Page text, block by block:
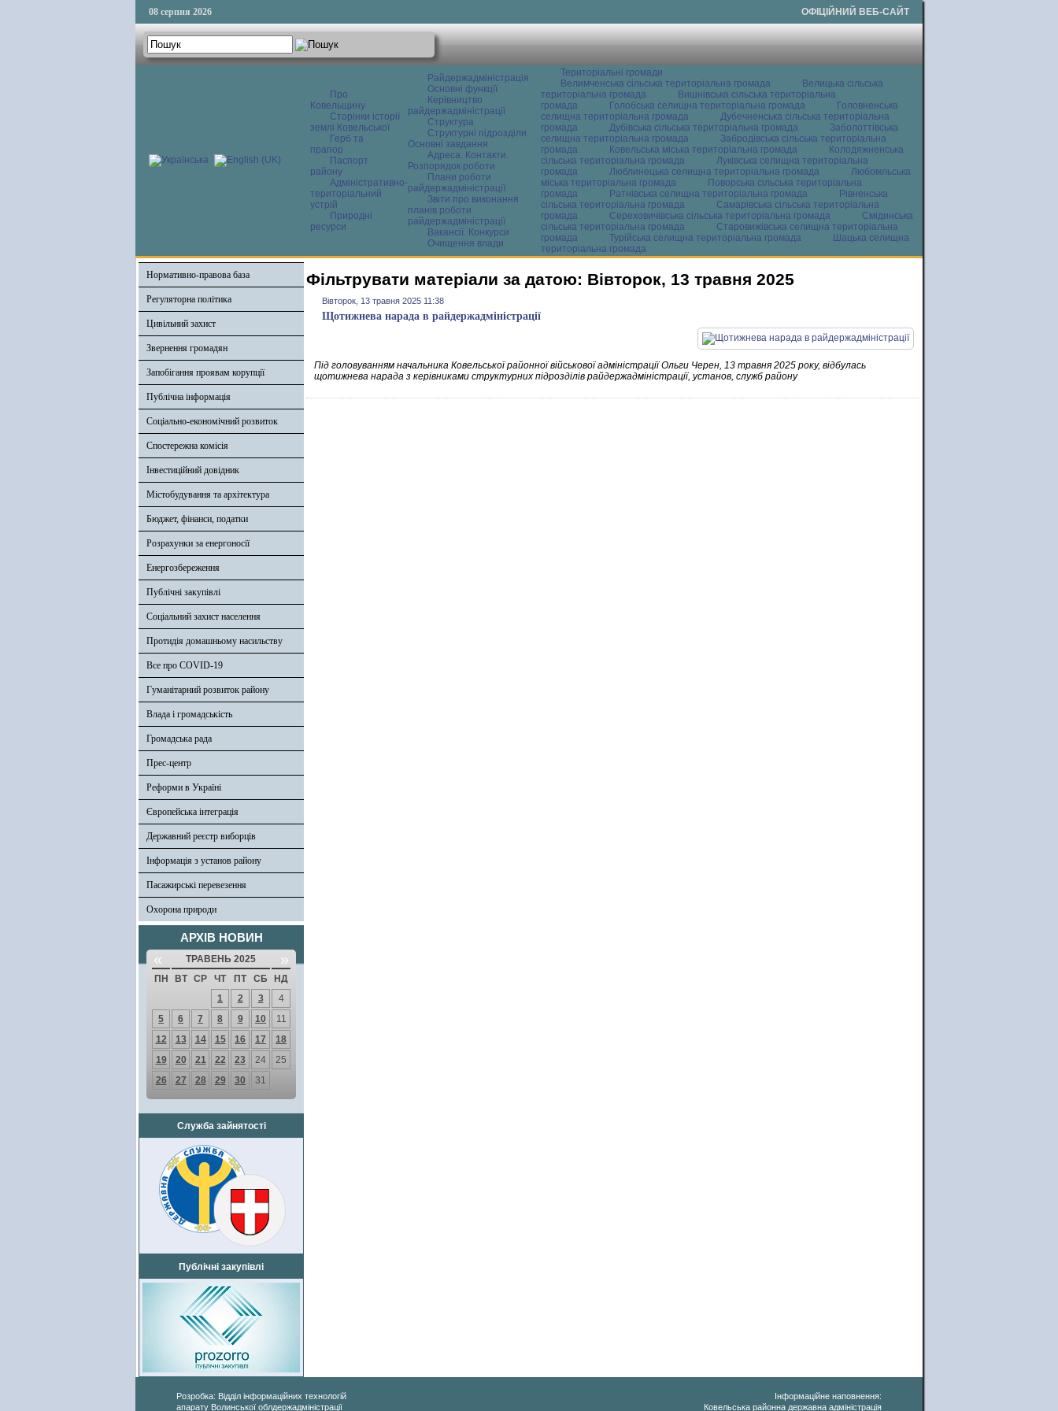
08 серпня 2026 ОФІЦІЙНИЙ ВЕБ-САЙТ
Про
Ковельщину
Сторінки історії
землі Ковельської
Герб та
прапор
Паспорт
району
Адміністративно-
територіальний
устрій
Природні
ресурси
Райдержадміністрація
Основні функції
Керівництво
райдержадміністрації
Структура
Структурні підрозділи.
Основні завдання
Адреса. Контакти.
Розпорядок роботи
Плани роботи
райдержадміністрації
Звіти про виконання
планів роботи
райдержадміністрації
Вакансії. Конкурси
Очищення влади
Територіальні громади
Велимченська сільська територіальна громада
Велицька сільська
територіальна громада
Вишнівська сільська територіальна
громада
Голобська селищна територіальна громада
Головненська
селищна територіальна громада
Дубечненська сільська територіальна
громада
Дубівська сільська територіальна громада
Заболоттівська
селищна територіальна громада
Забродівська сільська територіальна
громада
Ковельська міська територіальна громада
Колодяжненська
сільська територіальна громада
Луківська селищна територіальна
громада
Люблинецька селищна територіальна громада
Любомльська
міська територіальна громада
Поворська сільська територіальна
громада
Ратнівська селищна територіальна громада
Рівненська
сільська територіальна громада
Самарівська сільська територіальна
громада
Сереховичівська сільська територіальна громада
Смідинська
сільська територіальна громада
Старовижівська селищна територіальна
громада
Турійська селищна територіальна громада
Шацька селищна
територіальна громада
Нормативно-правова база
Регуляторна політика
Цивільний захист
Звернення громадян
Запобігання проявам корупції
Публічна інформація
Соціально-економічний розвиток
Спостережна комісія
Інвестиційний довідник
Містобудування та архітектура
Бюджет, фінанси, податки
Розрахунки за енергоносії
Енергозбереження
Публічні закупівлі
Соціальний захист населення
Протидія домашньому насильству
Все про COVID-19
Гуманітарний розвиток району
Влада і громадськість
Громадська рада
Прес-центр
Реформи в Україні
Європейська інтеграція
Державний реєстр виборців
Інформація з установ району
Пасажирські перевезення
Охорона природи
АРХІВ НОВИН
« ТРАВЕНЬ 2025 »
ПН ВТ СР ЧТ ПТ СБ
НД
1
2 3
4
5
6 7 8 9 10
11
12
13 14 15 16 17
18
19
20 21 22 23 24
25
26
27 28 29 30 31
Служба зайнятості
Публічні закупівлі
Фільтрувати матеріали за датою: Вівторок, 13 травня 2025
Вівторок, 13 травня 2025 11:38
Щотижнева нарада в райдержадміністрації
Під головуванням начальника Ковельської районної військової адміністрації Ольги Черен, 13 травня 2025 року, відбулась
щотижнева нарада з керівниками структурних підрозділів райдержадміністрації, установ, служб району
Розробка: Відділ інформаційних технологій
апарату Волинської облдержадміністрації
Інформаційне наповнення:
Ковельська районна державна адміністрація